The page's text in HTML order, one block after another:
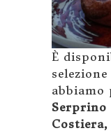
È
abbiamo
Serprino
Costiera,